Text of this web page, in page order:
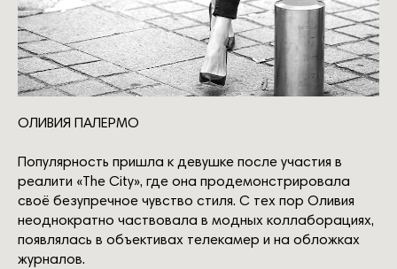
ОЛИВИЯ ПАЛЕРМО
Популярность пришла к девушке после участия в
реалити «The City», где она продемонстрировала
своё безупречное чувство стиля. C тех пор Оливия
неоднократно частвовала в модных коллаборациях,
появлялась в объективах телекамер и на обложках
журналов.